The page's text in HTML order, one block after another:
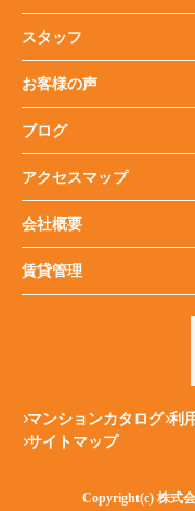
スタッフ
お客様の声
ブログ
アクセスマップ
会社概要
賃貸管理
マンションカタログ 利
サイトマップ
Copyright(c) 株式